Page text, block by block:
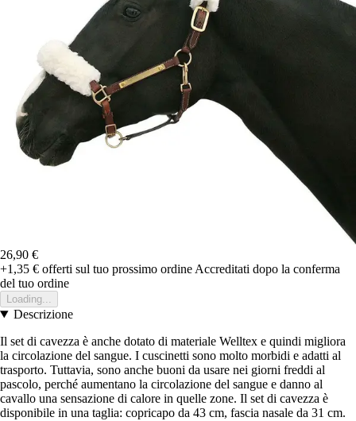
26,90 €
+1,35 € offerti sul tuo prossimo ordine Accreditati dopo la conferma
del tuo ordine
Loading...
Descrizione
Il set di cavezza è anche dotato di materiale Welltex e quindi migliora
la circolazione del sangue. I cuscinetti sono molto morbidi e adatti al
trasporto. Tuttavia, sono anche buoni da usare nei giorni freddi al
pascolo, perché aumentano la circolazione del sangue e danno al
cavallo una sensazione di calore in quelle zone. Il set di cavezza è
disponibile in una taglia: copricapo da 43 cm, fascia nasale da 31 cm.